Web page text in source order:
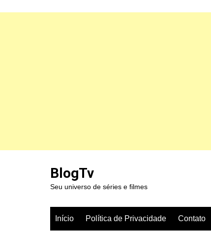
BlogTv
Seu universo de séries e filmes
Início Política de Privacidade Contato